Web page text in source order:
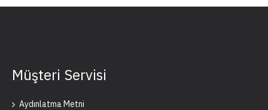
Müşteri Servisi
Aydınlatma Metni